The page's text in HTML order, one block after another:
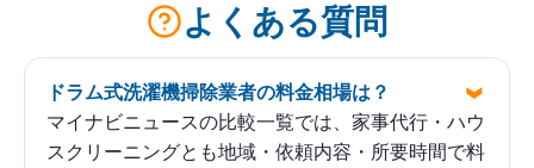
よくある質問
ドラム式洗濯機掃除業者の料金相場は？
マイナビニュースの比較一覧では、家事代行・ハウ
スクリーニングとも地域・依頼内容・所要時間で料